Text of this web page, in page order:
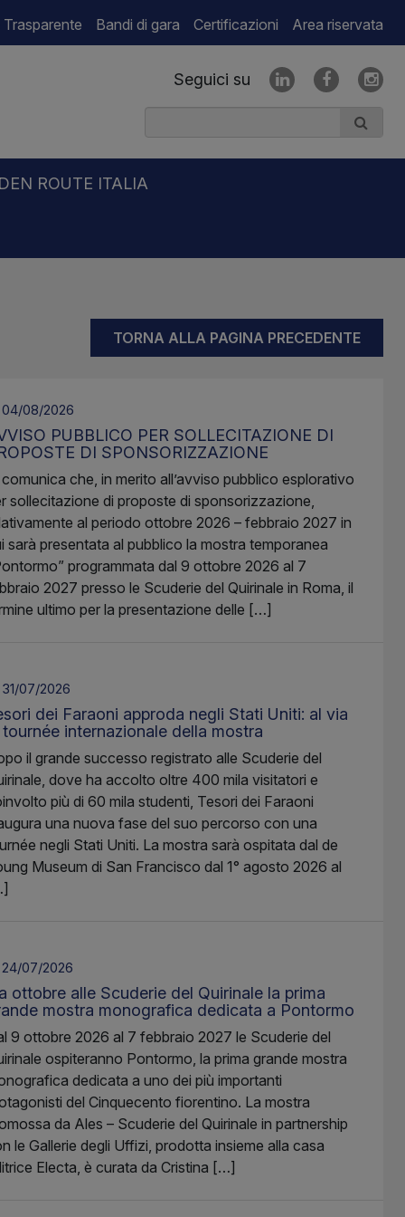
Bandi di gara Certificazioni Area riservata
Seguici su
ROUTE ITALIA
TORNA ALLA PAGINA PRECEDENTE
04/08/2026
PUBBLICO PER SOLLECITAZIONE DI
DI SPONSORIZZAZIONE
comunica che, in merito all’avviso pubblico esplorativo
sollecitazione di proposte di sponsorizzazione,
al periodo ottobre 2026 – febbraio 2027 in
sarà presentata al pubblico la mostra temporanea
programmata dal 9 ottobre 2026 al 7
2027 presso le Scuderie del Quirinale in Roma, il
ultimo per la presentazione delle […]
31/07/2026
dei Faraoni approda negli Stati Uniti: al via
tournée internazionale della mostra
il grande successo registrato alle Scuderie del
dove ha accolto oltre 400 mila visitatori e
più di 60 mila studenti, Tesori dei Faraoni
una nuova fase del suo percorso con una
negli Stati Uniti. La mostra sarà ospitata dal de
Museum di San Francisco dal 1° agosto 2026 al
24/07/2026
ottobre alle Scuderie del Quirinale la prima
mostra monografica dedicata a Pontormo
9 ottobre 2026 al 7 febbraio 2027 le Scuderie del
ospiteranno Pontormo, la prima grande mostra
dedicata a uno dei più importanti
del Cinquecento fiorentino. La mostra
da Ales – Scuderie del Quirinale in partnership
le Gallerie degli Uffizi, prodotta insieme alla casa
Electa, è curata da Cristina […]